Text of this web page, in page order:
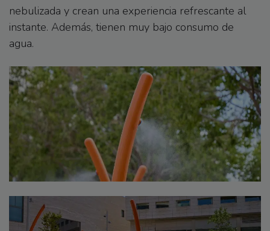
nebulizada y crean una experiencia refrescante al
instante. Además, tienen muy bajo consumo de
agua.